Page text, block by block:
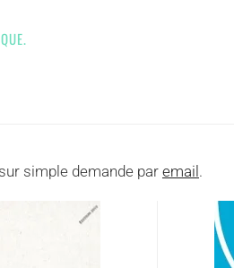
simple demande par email .